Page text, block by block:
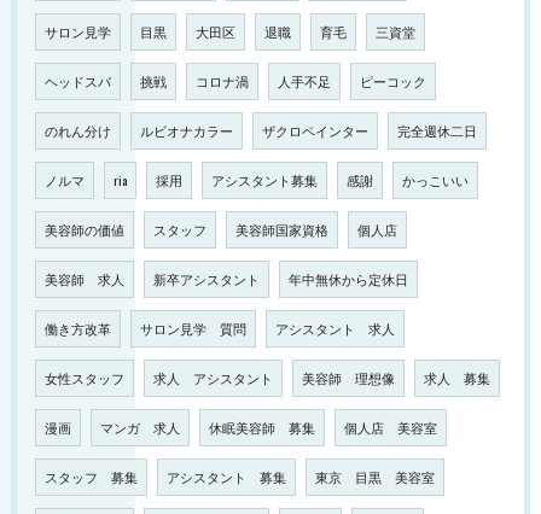
サロン見学 目黒 大田区 退職 育毛 三資堂
ヘッドスパ 挑戦 コロナ渦 人手不足 ピーコック
のれん分け ルビオナカラー ザクロペインター 完全週休二日
ノルマ ria 採用 アシスタント募集 感謝 かっこいい
美容師の価値 スタッフ 美容師国家資格 個人店
美容師 求人 新卒アシスタント 年中無休から定休日
働き方改革 サロン見学 質問 アシスタント 求人
女性スタッフ 求人 アシスタント 美容師 理想像 求人 募集
漫画 マンガ 求人 休眠美容師 募集 個人店 美容室
スタッフ 募集 アシスタント 募集 東京 目黒 美容室